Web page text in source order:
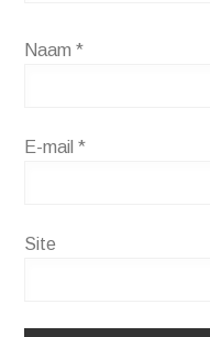
Naam*
E-mail*
Site